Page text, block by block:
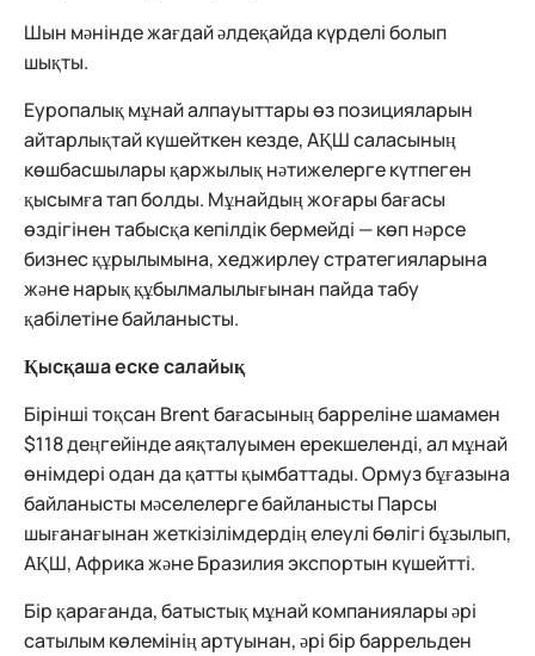
Шын мәнінде жағдай әлдеқайда күрделі болып
шықты.
Еуропалық мұнай алпауыттары өз позицияларын
айтарлықтай күшейткен кезде, АҚШ саласының
көшбасшылары қаржылық нәтижелерге күтпеген
қысымға тап болды. Мұнайдың жоғары бағасы
өздігінен табысқа кепілдік бермейді — көп нәрсе
бизнес құрылымына, хеджирлеу стратегияларына
және нарық құбылмалылығынан пайда табу
қабілетіне байланысты.
Қысқаша еске салайық
Бірінші тоқсан Brent бағасының барреліне шамамен
$118 деңгейінде аяқталуымен ерекшеленді, ал мұнай
өнімдері одан да қатты қымбаттады. Ормуз бұғазына
байланысты мәселелерге байланысты Парсы
шығанағынан жеткізілімдердің елеулі бөлігі бұзылып,
АҚШ, Африка және Бразилия экспортын күшейтті.
Бір қарағанда, батыстық мұнай компаниялары әрі
сатылым көлемінің артуынан, әрі бір баррельден